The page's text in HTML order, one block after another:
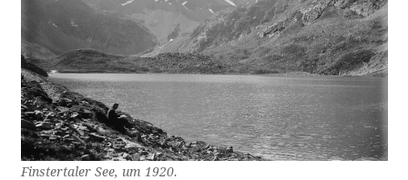
Finstertaler See, um 1920.